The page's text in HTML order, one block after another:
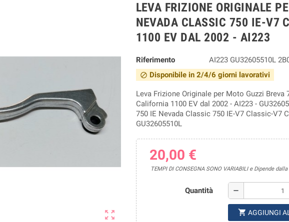
zoom_out_map
LEVA FRIZIONE ORIGINALE
NEVADA CLASSIC 750 IE-V7
1100 EV DAL 2002 - AI223
Riferimento AI223 GU32605510L
block Disponibile in 2/4/6 giorni lavorativi
Leva Frizione Originale per Moto Guzzi
California 1100 EV dal 2002 - AI223 -
750 IE Nevada Classic 750 IE-V7 Classic-V7
GU32605510L
20,00 €
TEMPI DI CONSEGNA SONO VARIABILI e Dipende
Quantità remove
shopping_cart AGGIUNGI